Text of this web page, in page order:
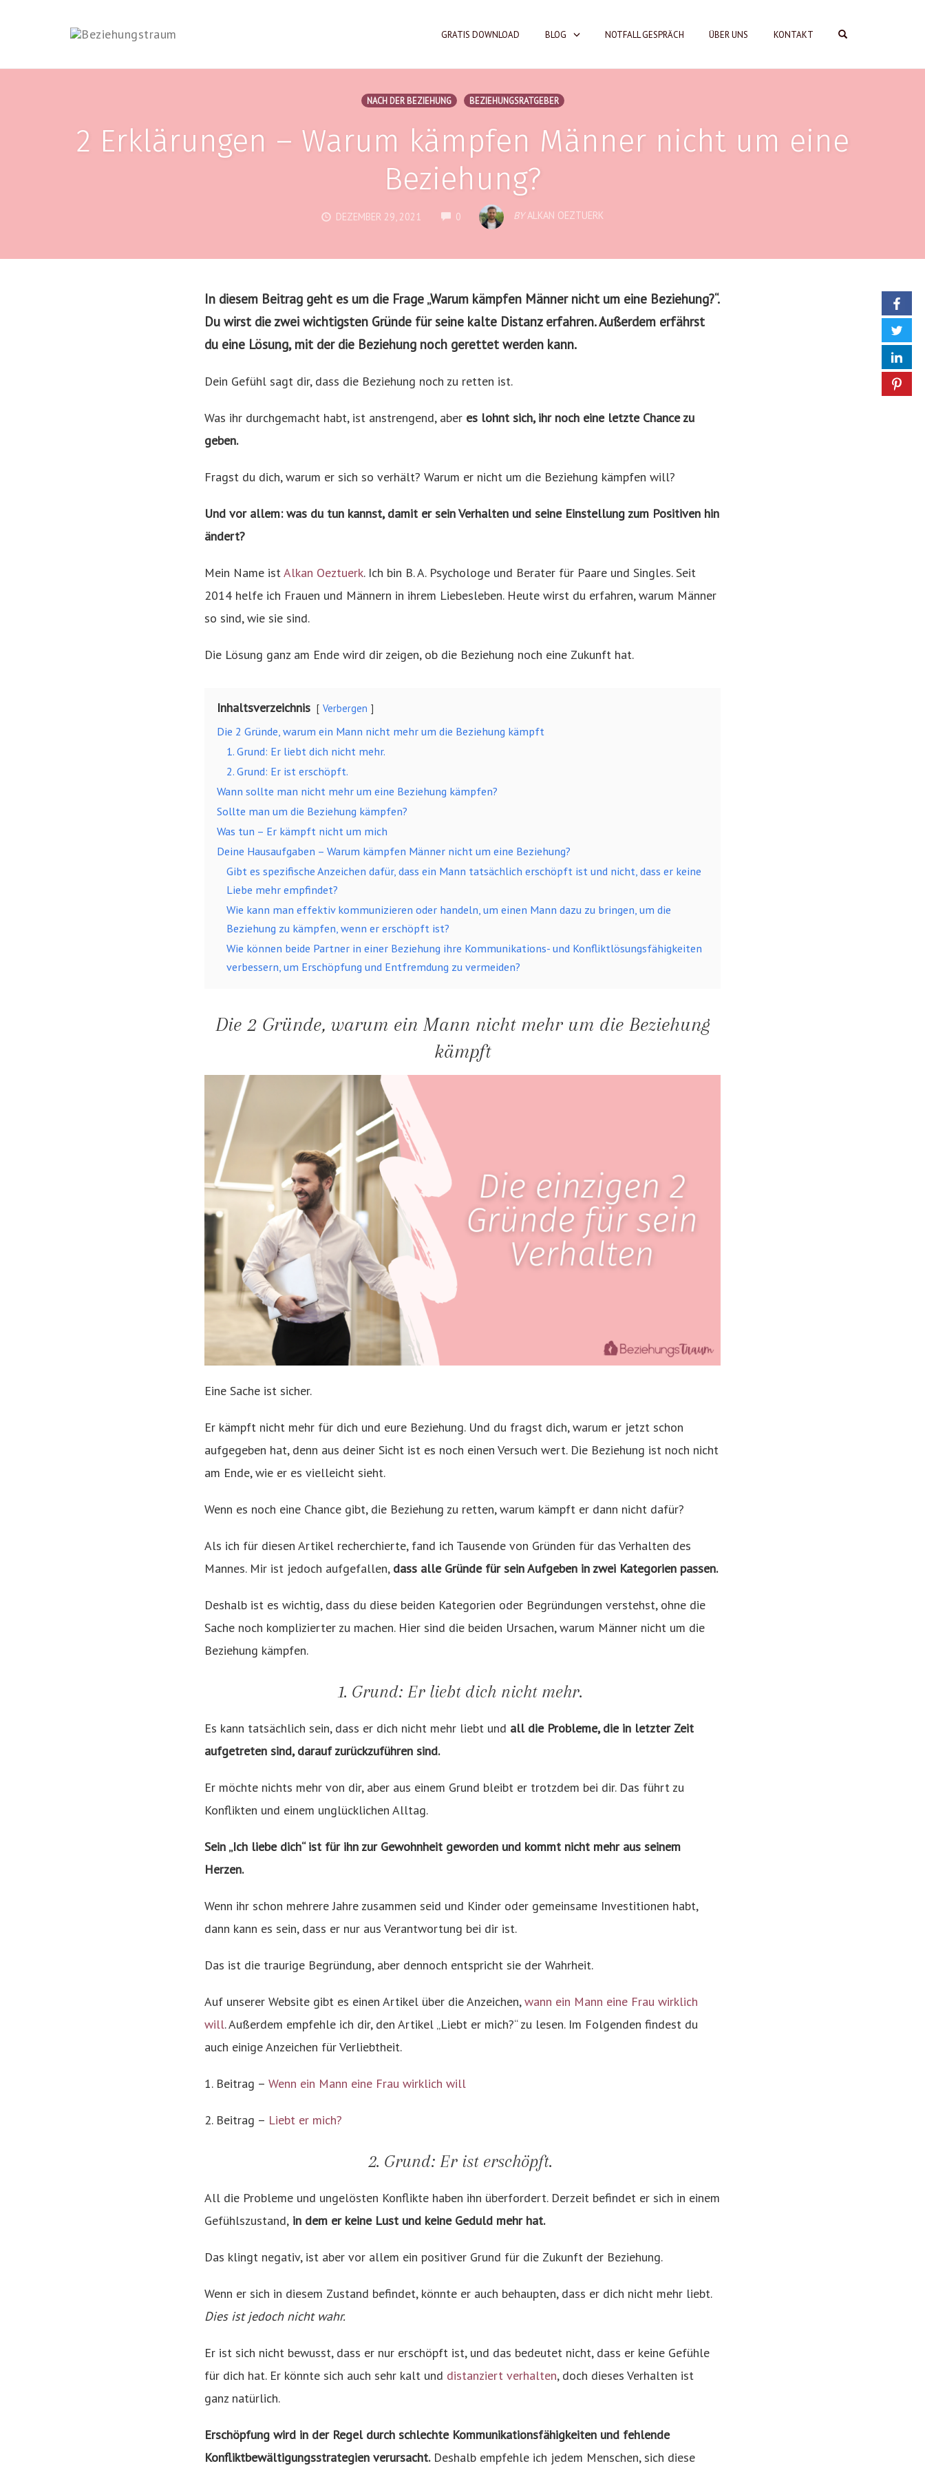
GRATIS DOWNLOAD BLOG NOTFALL GESPRÄCH ÜBER UNS KONTAKT OPEN SEARCH FORM
NACH DER BEZIEHUNG BEZIEHUNGSRATGEBER
2 Erklärungen – Warum kämpfen Männer nicht um eine
Beziehung?
DEZEMBER 29, 2021 0 COMMENTS BY ALKAN OEZTUERK
In diesem Beitrag geht es um die Frage „Warum kämpfen Männer nicht um eine Beziehung?“.
Du wirst die zwei wichtigsten Gründe für seine kalte Distanz erfahren. Außerdem erfährst
du eine Lösung, mit der die Beziehung noch gerettet werden kann.
Dein Gefühl sagt dir, dass die Beziehung noch zu retten ist.
Was ihr durchgemacht habt, ist anstrengend, aber es lohnt sich, ihr noch eine letzte Chance zu
geben.
Fragst du dich, warum er sich so verhält? Warum er nicht um die Beziehung kämpfen will?
Und vor allem: was du tun kannst, damit er sein Verhalten und seine Einstellung zum Positiven hin
ändert?
Mein Name istAlkan Oeztuerk. Ich bin B. A. Psychologe und Berater für Paare und Singles. Seit
2014 helfe ich Frauen und Männern in ihrem Liebesleben. Heute wirst du erfahren, warum Männer
so sind, wie sie sind.
Die Lösung ganz am Ende wird dir zeigen, ob die Beziehung noch eine Zukunft hat.
Inhaltsverzeichnis Verbergen
Die 2 Gründe, warum ein Mann nicht mehr um die Beziehung kämpft
1. Grund: Er liebt dich nicht mehr.
2. Grund: Er ist erschöpft.
Wann sollte man nicht mehr um eine Beziehung kämpfen?
Sollte man um die Beziehung kämpfen?
Was tun – Er kämpft nicht um mich
Deine Hausaufgaben – Warum kämpfen Männer nicht um eine Beziehung?
Gibt es spezifische Anzeichen dafür, dass ein Mann tatsächlich erschöpft ist und nicht, dass er keine
Liebe mehr empfindet?
Wie kann man effektiv kommunizieren oder handeln, um einen Mann dazu zu bringen, um die
Beziehung zu kämpfen, wenn er erschöpft ist?
Wie können beide Partner in einer Beziehung ihre Kommunikations- und Konfliktlösungsfähigkeiten
verbessern, um Erschöpfung und Entfremdung zu vermeiden?
Die 2 Gründe, warum ein Mann nicht mehr um die Beziehung
kämpft
Eine Sache ist sicher.
Er kämpft nicht mehr für dich und eure Beziehung. Und du fragst dich, warum er jetzt schon
aufgegeben hat, denn aus deiner Sicht ist es noch einen Versuch wert. Die Beziehung ist noch nicht
am Ende, wie er es vielleicht sieht.
Wenn es noch eine Chance gibt, die Beziehung zu retten, warum kämpft er dann nicht dafür?
Als ich für diesen Artikel recherchierte, fand ich Tausende von Gründen für das Verhalten des
Mannes. Mir ist jedoch aufgefallen, dass alle Gründe für sein Aufgeben in zwei Kategorien passen.
Deshalb ist es wichtig, dass du diese beiden Kategorien oder Begründungen verstehst, ohne die
Sache noch komplizierter zu machen. Hier sind die beiden Ursachen, warum Männer nicht um die
Beziehung kämpfen.
1. Grund: Er liebt dich nicht mehr.
Es kann tatsächlich sein, dass er dich nicht mehr liebt und all die Probleme, die in letzter Zeit
aufgetreten sind, darauf zurückzuführen sind.
Er möchte nichts mehr von dir, aber aus einem Grund bleibt er trotzdem bei dir. Das führt zu
Konflikten und einem unglücklichen Alltag.
Sein „Ich liebe dich“ ist für ihn zur Gewohnheit geworden und kommt nicht mehr aus seinem
Herzen.
Wenn ihr schon mehrere Jahre zusammen seid und Kinder oder gemeinsame Investitionen habt,
dann kann es sein, dass er nur aus Verantwortung bei dir ist.
Das ist die traurige Begründung, aber dennoch entspricht sie der Wahrheit.
Auf unserer Website gibt es einen Artikel über die Anzeichen,wann ein Mann eine Frau wirklich
will. Außerdem empfehle ich dir, den Artikel „Liebt er mich?“ zu lesen. Im Folgenden findest du
auch einige Anzeichen für Verliebtheit.
1. Beitrag – Wenn ein Mann eine Frau wirklich will
2. Beitrag – Liebt er mich?
2. Grund: Er ist erschöpft.
All die Probleme und ungelösten Konflikte haben ihn überfordert. Derzeit befindet er sich in einem
Gefühlszustand, in dem er keine Lust und keine Geduld mehr hat.
Das klingt negativ, ist aber vor allem ein positiver Grund für die Zukunft der Beziehung.
Wenn er sich in diesem Zustand befindet, könnte er auch behaupten, dass er dich nicht mehr liebt.
Dies ist jedoch nicht wahr.
Er ist sich nicht bewusst, dass er nur erschöpft ist, und das bedeutet nicht, dass er keine Gefühle
für dich hat. Er könnte sich auch sehr kalt und distanziert verhalten, doch dieses Verhalten ist
ganz natürlich.
Erschöpfung wird in der Regel durch schlechte Kommunikationsfähigkeiten und fehlende
Konfliktbewältigungsstrategien verursacht.Deshalb empfehle ich jedem Menschen, sich diese